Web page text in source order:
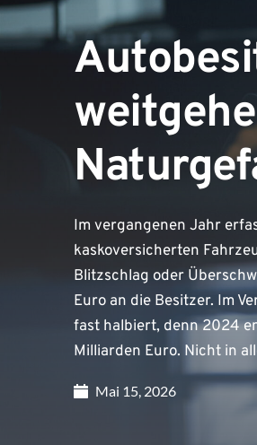
Im vergangenen Jahr
kaskoversicherten
Blitzschlag oder
Euro an die Besitzer. Im
fast halbiert, denn 2024
Milliarden Euro. Nicht in
Mai 15, 2026